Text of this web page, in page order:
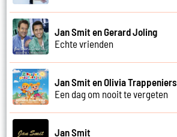
Jan Smit en Gerard Joling
Echte vrienden
Jan Smit en Olivia Trappeniers
Een dag om nooit te vergeten
Jan Smit